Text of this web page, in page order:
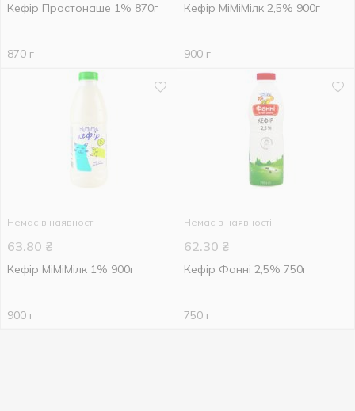
Кефір Простонаше 1% 870г
870 г
Кефір МіМіМілк 2,5% 900г
900 г
Немає в наявності
63.80 ₴
Кефір МіМіМілк 1% 900г
900 г
Немає в наявності
62.30 ₴
Кефір Фанні 2,5% 750г
750 г